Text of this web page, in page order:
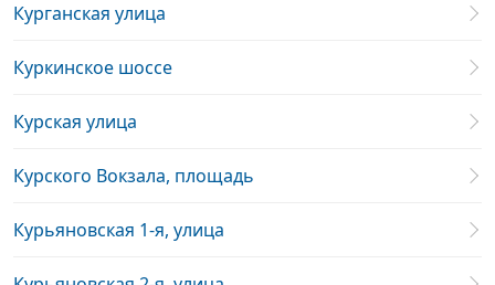
Курганская улица
Куркинское шоссе
Курская улица
Курского Вокзала, площадь
Курьяновская 1-я, улица